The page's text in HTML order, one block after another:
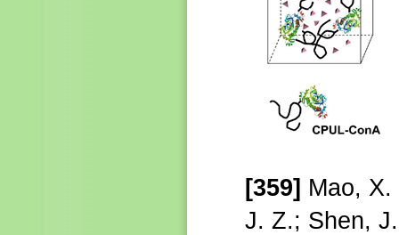
[359] Mao, X.
J. Z.; Shen,